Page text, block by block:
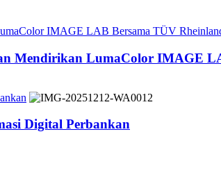
IMAGE LAB Bersama TÜV
Mendirikan LumaColor IMAGE
Digital Perbankan